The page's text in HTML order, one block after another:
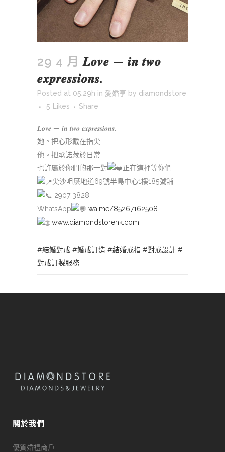
29 4 月 𝑳𝒐𝒗𝒆 — 𝒊𝒏 𝒕𝒘𝒐
𝒆𝒙𝒑𝒓𝒆𝒔𝒔𝒊𝒐𝒏𝒔.
Posted at 05:29h in 愛婚享 by diamondstore
5
Likes Share
𝑳𝒐𝒗𝒆 — 𝒊𝒏 𝒕𝒘𝒐 𝒆𝒙𝒑𝒓𝒆𝒔𝒔𝒊𝒐𝒏𝒔.
她。把心形戴在指尖
他。把承諾藏於日常
也許屬於你們的那一對
正在這裡等你們
尖沙咀麼地道69號半島中心1樓185號舖
2907 3828
WhatsApp
wa.me/85267162508
www.diamondstorehk.com
#結婚對戒 #婚戒訂造 #結婚戒指 #對戒設計 #
對戒訂製服務
關於我們
優質婚禮商戶